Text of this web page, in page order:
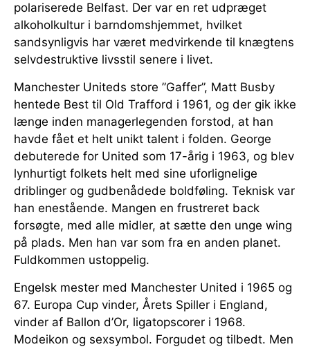
polariserede Belfast. Der var en ret udpræget
alkoholkultur i barndomshjemmet, hvilket
sandsynligvis har været medvirkende til knægtens
selvdestruktive livsstil senere i livet.
Manchester Uniteds store ”Gaffer”, Matt Busby
hentede Best til Old Trafford i 1961, og der gik ikke
længe inden managerlegenden forstod, at han
havde fået et helt unikt talent i folden. George
debuterede for United som 17-årig i 1963, og blev
lynhurtigt folkets helt med sine uforlignelige
driblinger og gudbenådede boldføling. Teknisk var
han enestående. Mangen en frustreret back
forsøgte, med alle midler, at sætte den unge wing
på plads. Men han var som fra en anden planet.
Fuldkommen ustoppelig.
Engelsk mester med Manchester United i 1965 og
67. Europa Cup vinder, Årets Spiller i England,
vinder af Ballon d’Or, ligatopscorer i 1968.
Modeikon og sexsymbol. Forgudet og tilbedt. Men